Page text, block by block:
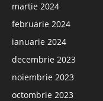
martie 2024
februarie 2024
ianuarie 2024
decembrie 2023
noiembrie 2023
octombrie 2023